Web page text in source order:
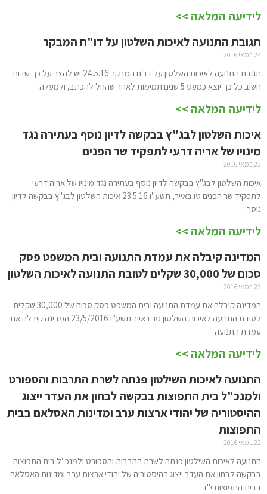
לידיעה המלאה >>
תגובת התנועה לאיכות השלטון על דו"ח המבקר
24 במאי 2016
תגובת התנועה לאיכות השלטון על דו"ח המבקר 24.5.16 יש להצר על כך שדוח
חשוב כל כך יוצא כמעט 5 שנים תמימות לאחר שהחל להכתב, ולמעלה
לידיעה המלאה >>
איכות השלטון לבג"ץ בבקשה לדיון נוסף בעתירה נגד
מינויו של אריה דרעי לתפקיד שר הפנים
23 במאי 2016
איכות השלטון לבג"ץ בבקשה לדיון נוסף בעתירה נגד מינויו של אריה דרעי
לתפקיד שר הפנים טו באייר, תשע"ו 23.5.16 איכות השלטון לבג"ץ בבקשה לדיון
נוסף
לידיעה המלאה >>
המדינה קיבלה את עמדת התנועה ובית המשפט פסק
סכום של 30,000 שקלים לטובת התנועה לאיכות השלטון
23 במאי 2016
המדינה קיבלה את עמדת התנועה ובית המשפט פסק סכום של 30,000 שקלים
לטובת התנועה לאיכות השלטון טו' באייר תשע"ו 23/5/2016 המדינה קיבלה את
עמדת התנועה
לידיעה המלאה >>
התנועה לאיכות השילטון פנתה לשרת התרבות והספורט
ולמנכ"ל בית התפוצות בבקשה לבחון את העדר ייצוג
ההיסטוריה של יהודי ארצות ערב ומדינות האסלאם בבית
התפוצות
22 במאי 2016
התנועה לאיכות השילטון פנתה לשרת התרבות והספורט ולמנכ"ל בית התפוצות
בבקשה לבחון את העדר ייצוג ההיסטוריה של יהודי ארצות ערב ומדינות האסלאם
בבית התפוצות י"ד'